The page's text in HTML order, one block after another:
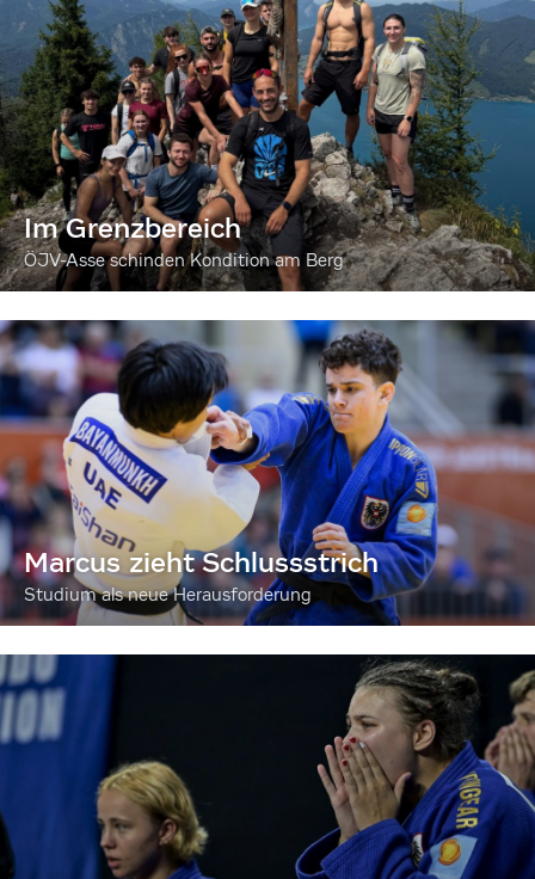
Im Grenzbereich
ÖJV-Asse schinden Kondition am Berg
Marcus zieht Schlussstrich
Studium als neue Herausforderung